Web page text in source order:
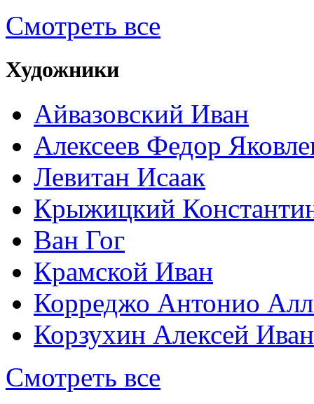
Смотреть все
Художники
Айвазовский Иван
Алексеев Федор
Левитан Исаак
Крыжицкий
Ван Гог
Крамской Иван
Корреджо Антонио
Корзухин Алексей
Смотреть все